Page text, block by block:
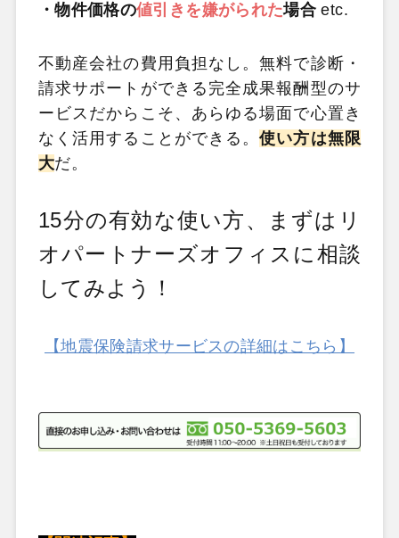
・物件価格の値引きを嫌がられた場合 etc.
不動産会社の費用負担なし。無料で診断・
請求サポートができる完全成果報酬型のサ
ービスだからこそ、あらゆる場面で心置き
なく活用することができる。使い方は無限
大だ。
15分の有効な使い方、まずはリ
オパートナーズオフィスに相談
してみよう！
【地震保険請求サービスの詳細はこちら】